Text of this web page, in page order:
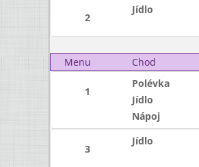
2
Jídlo
Menu
Chod
1
Polévka
Jídlo
Nápoj
3
Jídlo